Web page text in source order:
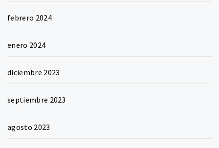
febrero 2024
enero 2024
diciembre 2023
septiembre 2023
agosto 2023